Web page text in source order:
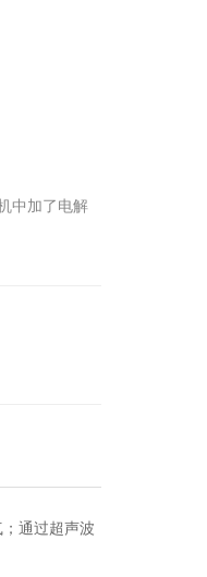
中加了电解
通过超声波